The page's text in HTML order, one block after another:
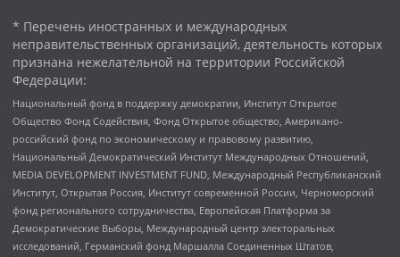
* Перечень иностранных и международных
неправительственных организаций, деятельность которых
признана нежелательной на территории Российской
Федерации:
Национальный фонд в поддержку демократии, Институт Открытое
Общество Фонд Содействия, Фонд Открытое общество, Американо-
российский фонд по экономическому и правовому развитию,
Национальный Демократический Институт Международных Отношений,
MEDIA DEVELOPMENT INVESTMENT FUND, Международный Республиканский
Институт, Открытая Россия, Институт современной России, Черноморский
фонд регионального сотрудничества, Европейская Платформа за
Демократические Выборы, Международный центр электоральных
исследований, Германский фонд Маршалла Соединенных Штатов,